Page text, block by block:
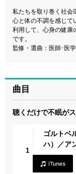
私たちを取り巻く社会
心と体の不調を感じて
利用して、心身の健康
です。
監修・選曲：医師･医
曲目
聴くだけで不眠が
1
ゴルトベ
ハ）／ア